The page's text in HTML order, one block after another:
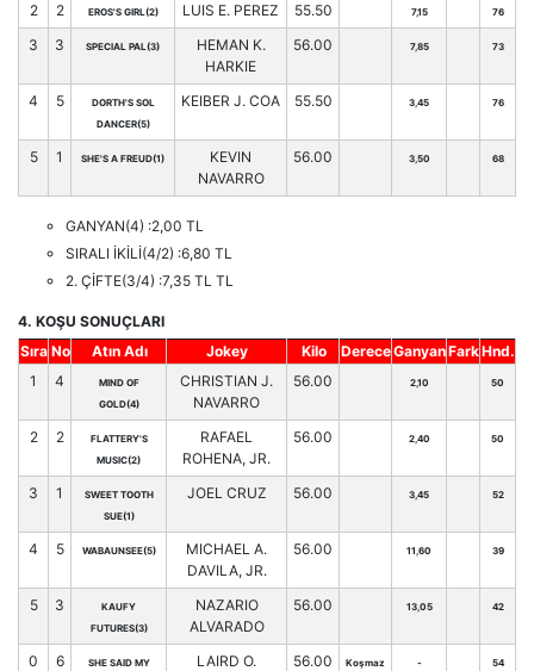
2 2 EROS'S GIRL(2) LUIS E. PEREZ 55.50 7,15 76
3 3 SPECIAL PAL(3)
HEMAN K.
HARKIE
56.00 7,85 73
4 5
DORTH'S SOL
DANCER(5)
KEIBER J. COA 55.50 3,45 76
5 1 SHE'S A FREUD(1)
KEVIN
NAVARRO
56.00 3,50 68
GANYAN(4) :2,00 TL
SIRALI İKİLİ(4/2) :6,80 TL
2. ÇİFTE(3/4) :7,35 TL TL
4. KOŞU SONUÇLARI
Sıra No Atın Adı Jokey Kilo DereceGanyanFarkHnd.
1
4
MIND OF
GOLD(4)
CHRISTIAN J.
NAVARRO
56.00 2,10 50
2 2
FLATTERY'S
MUSIC(2)
RAFAEL
ROHENA, JR.
56.00 2,40 50
3 1
SWEET TOOTH
SUE(1)
JOEL CRUZ 56.00 3,45 52
4 5 WABAUNSEE(5)
MICHAEL A.
DAVILA, JR.
56.00 11,60 39
5 3
KAUFY
FUTURES(3)
NAZARIO
ALVARADO
56.00 13,05 42
0 6
SHE SAID MY
LAIRD O.
56.00 Koşmaz - 54